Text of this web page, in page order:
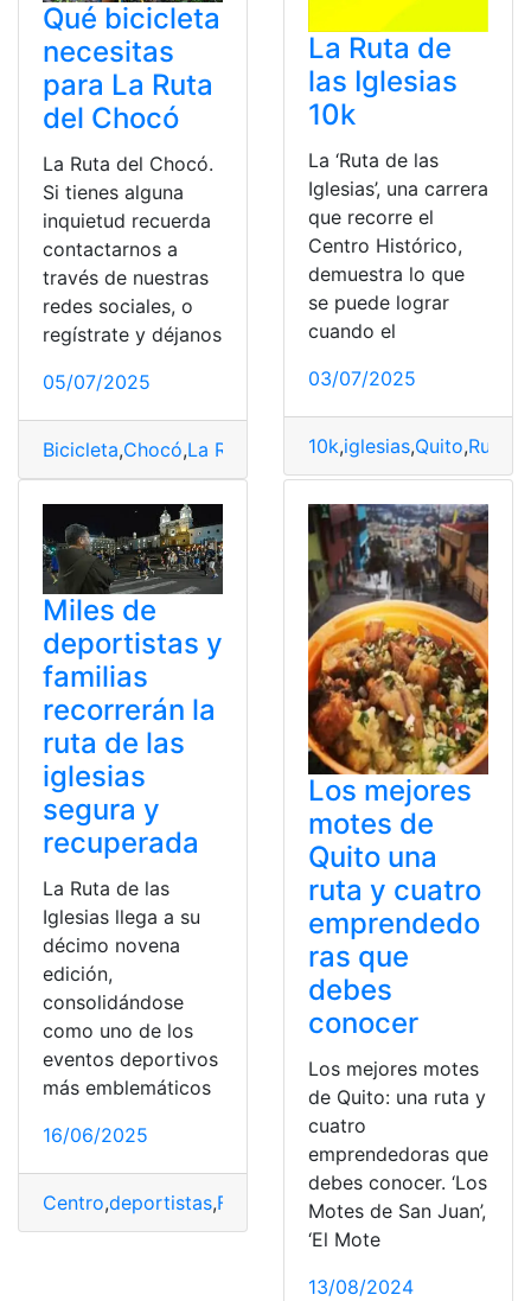
Qué bicicleta
necesitas
para La Ruta
del Chocó
La Ruta del Chocó.
Si tienes alguna
inquietud recuerda
contactarnos a
través de nuestras
redes sociales, o
regístrate y déjanos
05/07/2025
Bicicleta,Chocó,La Ruta del Chocó,necesitas,Ruta
La Ruta de
las Iglesias
10k
La ‘Ruta de las
Iglesias’, una carrera
que recorre el
Centro Histórico,
demuestra lo que
se puede lograr
cuando el
03/07/2025
10k,iglesias,Quito,Ruta
Miles de
deportistas y
familias
recorrerán la
ruta de las
iglesias
segura y
recuperada
La Ruta de las
Iglesias llega a su
décimo novena
edición,
consolidándose
como uno de los
eventos deportivos
más emblemáticos
16/06/2025
Centro,deportistas,Familias histórico ,iglesias ,Miles
Los mejores
motes de
Quito una
ruta y cuatro
emprendedo
ras que
debes
conocer
Los mejores motes
de Quito: una ruta y
cuatro
emprendedoras que
debes conocer. ‘Los
Motes de San Juan’,
‘El Mote
13/08/2024